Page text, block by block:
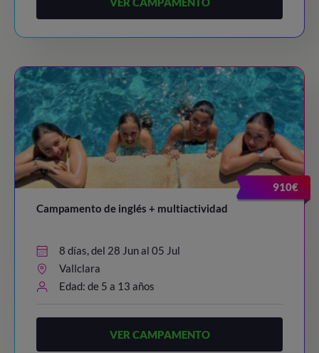
910€
Campamento de inglés + multiactividad
8 días, del 28 Jun al 05 Jul
Vallclara
Edad: de 5 a 13 años
VER CAMPAMENTO